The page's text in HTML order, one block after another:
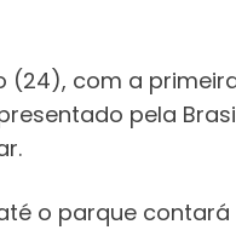
com a
pela
o parque